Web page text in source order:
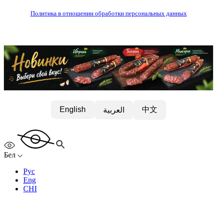
Политика в отношении обработки персональных данных
English العربية 中文
Бел
Рус
Eng
CHI